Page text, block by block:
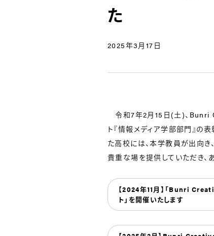
た
2025年3月17日
令和7年2月15日(土)、Bunri
ト『情報メディア学部部門』の
た高校には、本学教員が出向き
貴重な場を提供していただき、
【2024年11月】「Bunri
ト」を開催いたします